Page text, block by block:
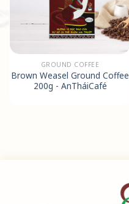
GROUND COFFEE
Brown Weasel Ground Coffee
200g - AnTháiCafé